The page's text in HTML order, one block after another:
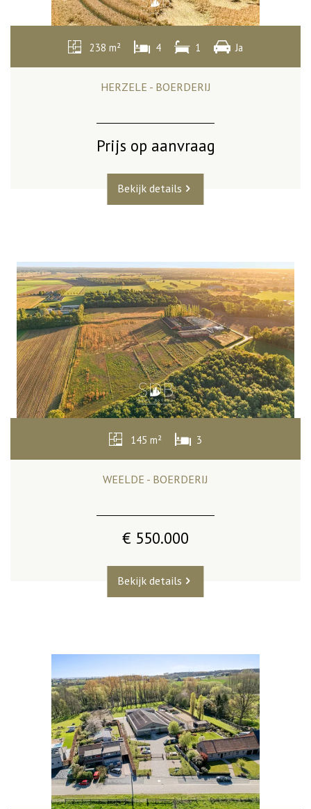
238 m² 4 1 Ja
HERZELE - BOERDERIJ
Prijs op aanvraag
Bekijk details
145 m² 3
WEELDE - BOERDERIJ
€ 550.000
Bekijk details